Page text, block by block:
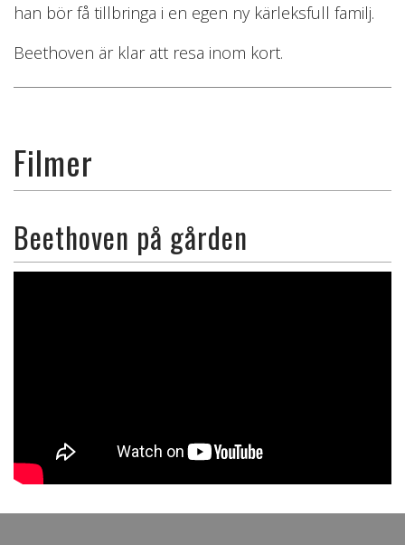
han bör få tillbringa i en egen ny kärleksfull familj.
Beethoven är klar att resa inom kort.
Filmer
Beethoven på gården